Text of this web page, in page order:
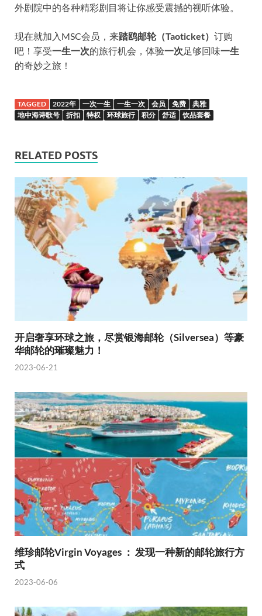
外剧院中的各种精彩剧目将让你感受震撼的视听体验。
现在就加入MSC会员，来踏鸥邮轮（Taoticket） 订购
吧！享受一生一次的旅行机会，体验一次足够回味一生
的奇妙之旅！
TAGGED 2022年 一次一生 一生一次 会员 免费
典雅
地中海诗歌号
折扣 特权 环球旅行 积分 舒适 饮品套餐
RELATED POSTS
开启奢享环球之旅，尽赏银海邮轮（Silversea）等豪
华邮轮的璀璨魅力！
2023-06-21
维珍邮轮Virgin Voyages ： 发现一种新的邮轮旅行方
式
2023-06-06